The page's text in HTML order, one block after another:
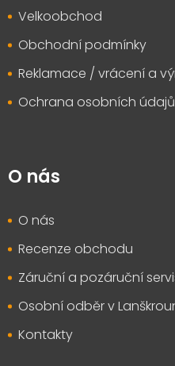
Velkoobchod
Obchodní podmínky
Reklamace / vrácení a
Ochrana osobních údajů
O nás
O nás
Recenze obchodu
Záruční a pozáruční
Osobní odběr v
Kontakty